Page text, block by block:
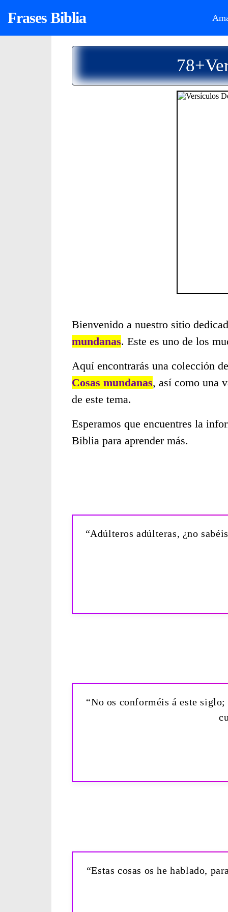
Frases Biblia
Bienvenido a nuestro sitio
mundanas. Este es uno de los
Aquí encontrarás una colección
Cosas mundanas, así como una
de este tema.
Esperamos que encuentres la
Biblia para aprender más.
“Adúlteros adúlteras, ¿no
“No os conforméis á este
“Estas cosas os he hablado,